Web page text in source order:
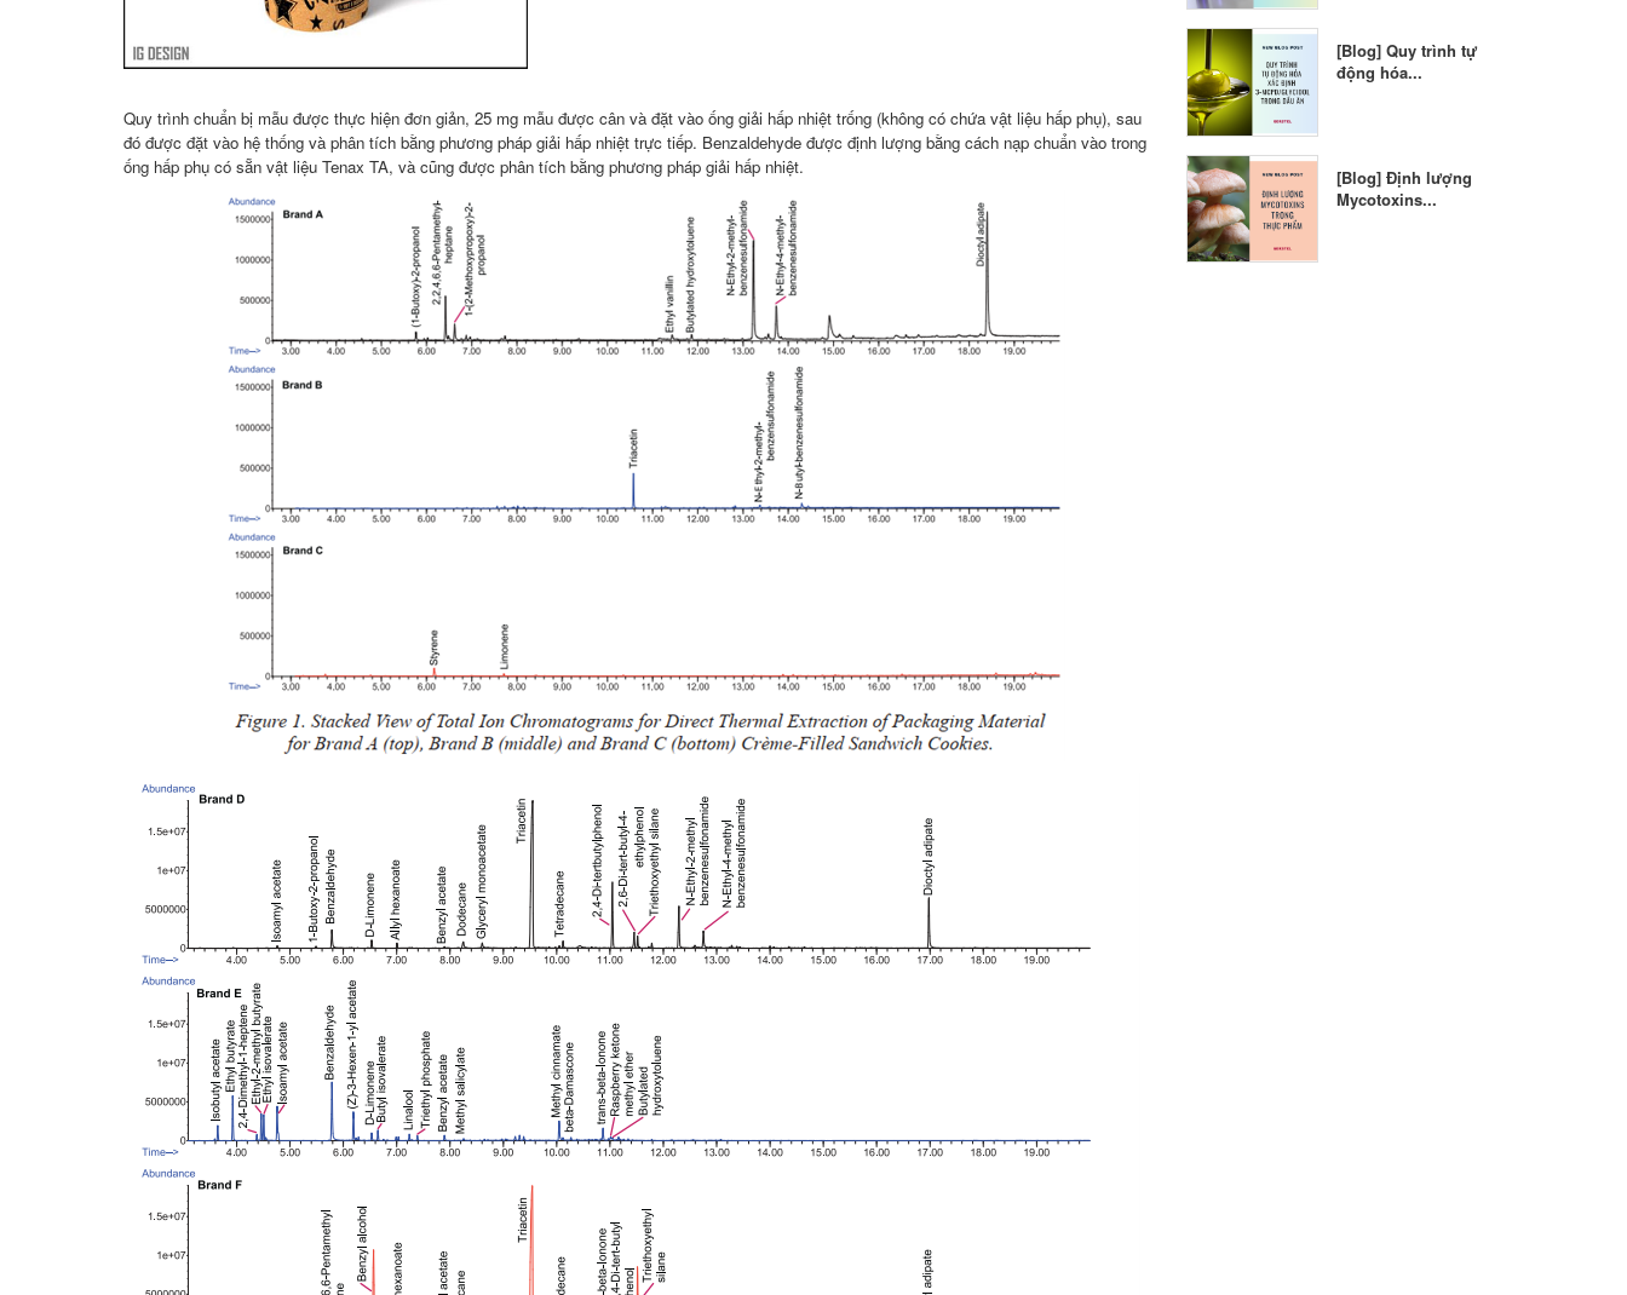
Quy trình chuẩn bị mẫu được thực hiện đơn giản, 25 mg mẫu được cân và đặt vào ống giải hấp nhiệt trống (không có chứa vật liệu hấp phụ), sau
đó được đặt vào hệ thống và phân tích bằng phương pháp giải hấp nhiệt trực tiếp. Benzaldehyde được định lượng bằng cách nạp chuẩn vào trong
ống hấp phụ có sẵn vật liệu Tenax TA, và cũng được phân tích bằng phương pháp giải hấp nhiệt.
[Blog] Quy trình tự
động hóa...
[Blog] Định lượng
Mycotoxins...